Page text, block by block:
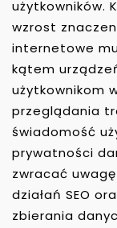
użytkowników.
wzrost
internetowe
kątem
użytkownikom
przeglądania
świadomość
prywatności
zwracać
działań SEO
zbierania